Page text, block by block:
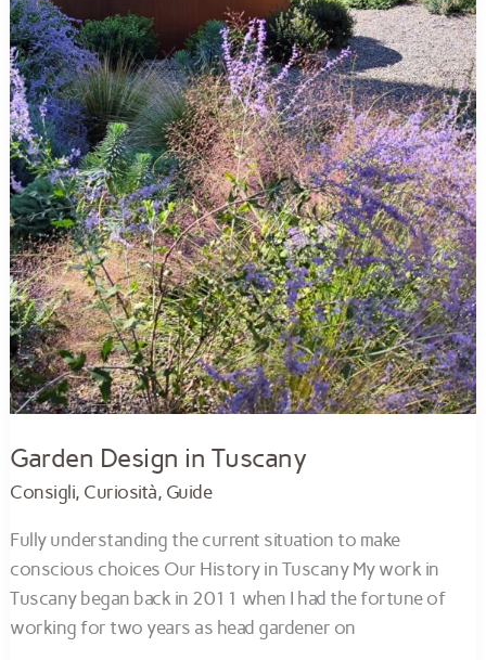
Garden Design in Tuscany
Consigli, Curiosità, Guide
Fully understanding the current situation to make
conscious choices Our History in Tuscany My work in
Tuscany began back in 2011 when I had the fortune of
working for two years as head gardener on